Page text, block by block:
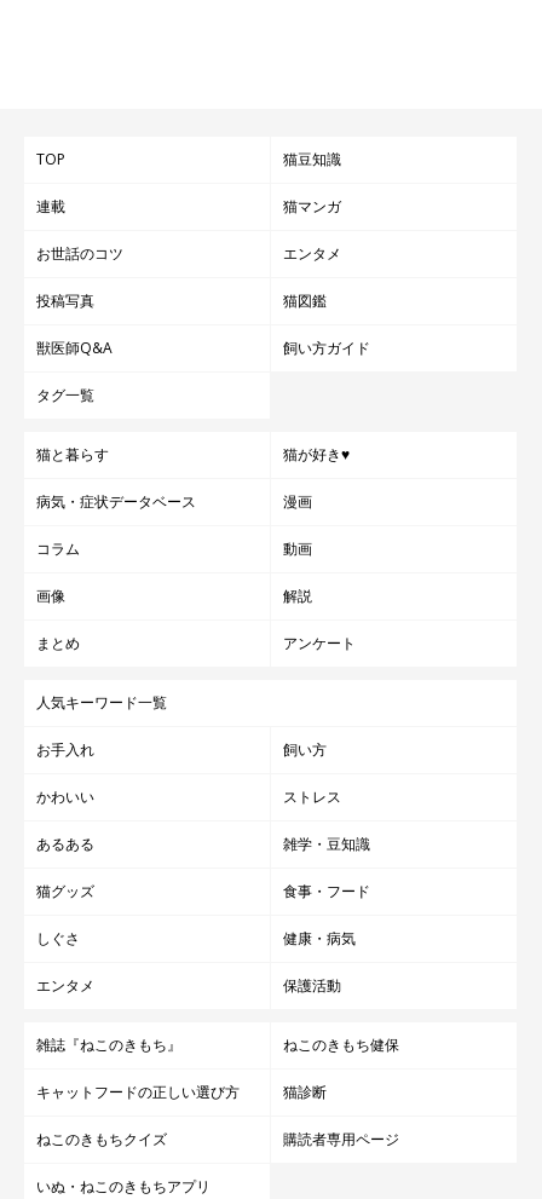
TOP 猫豆知識
連載 猫マンガ
お世話のコツ エンタメ
投稿写真 猫図鑑
獣医師Q&A 飼い方ガイド
タグ一覧
猫と暮らす 猫が好き♥
病気・症状データベース 漫画
コラム 動画
画像 解説
まとめ アンケート
人気キーワード一覧
お手入れ 飼い方
かわいい ストレス
あるある 雑学・豆知識
猫グッズ 食事・フード
しぐさ 健康・病気
エンタメ 保護活動
雑誌『ねこのきもち』 ねこのきもち健保
キャットフードの正しい選び方 猫診断
ねこのきもちクイズ 購読者専用ページ
いぬ・ねこのきもちアプリ